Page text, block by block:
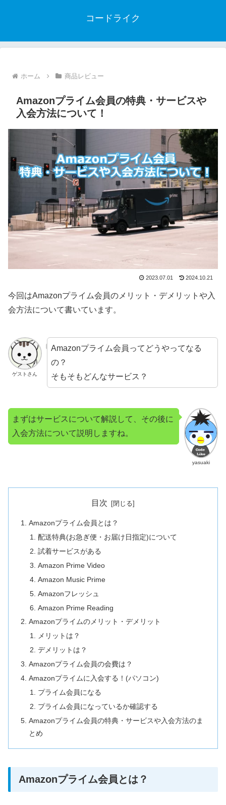
コードライク
ホーム 商品レビュー
Amazonプライム会員の特典・サービスや
入会方法について！
2023.07.01 2024.10.21
今回はAmazonプライム会員のメリット・デメリットや入
会方法について書いています。
ゲストさん
Amazonプライム会員ってどうやってなる
の？
そもそもどんなサービス？
yasuaki
まずはサービスについて解説して、その後に
入会方法について説明しますね。
目次
Amazonプライム会員とは？
配送特典(お急ぎ便・お届け日指定)について
試着サービスがある
Amazon Prime Video
Amazon Music Prime
Amazonフレッシュ
Amazon Prime Reading
Amazonプライムのメリット・デメリット
メリットは？
デメリットは？
Amazonプライム会員の会費は？
Amazonプライムに入会する！(パソコン)
プライム会員になる
プライム会員になっているか確認する
Amazonプライム会員の特典・サービスや入会方法のま
とめ
Amazonプライム会員とは？